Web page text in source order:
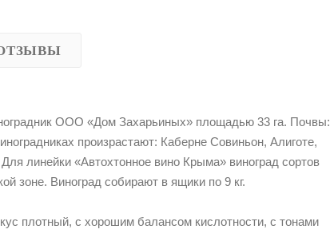
ООО «Дом Захарьиных» площадью 33 га. Почвы:
произрастают: Каберне Совиньон, Алиготе,
линейки «Автохтонное вино Крыма» виноград сортов
зоне. Виноград собирают в ящики по 9 кг.
плотный, с хорошим балансом кислотности, с тонами